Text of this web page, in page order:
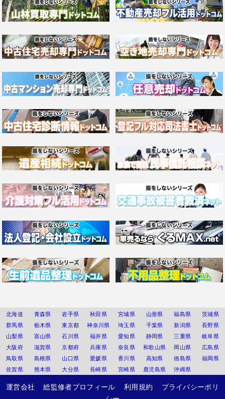
北海道 青森県 岩手県 秋田県 宮城県 山形県 福島県
茨城県
群馬県
栃木県 東京都 神奈川県 埼玉県 千葉県 新潟県
長野県
山梨県
富山県 石川県 福井県 愛知県 静岡県 三重県
岐阜県
大阪府
滋賀県 京都府 兵庫県 奈良県 和歌山県 岡山県
広島県
鳥取県
島根県 山口県 愛媛県 香川県 高知県 徳島県
福岡県
佐賀県
熊本県 大分県 長崎県 宮崎県 鹿児島県 沖縄県
運営会社 総監修者プロフィール 利用規約
プライバシーポリ